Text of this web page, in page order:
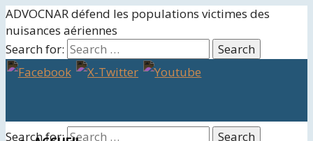
ADVOCNAR défend les populations victimes des
nuisances aériennes
Search for:
Search for: